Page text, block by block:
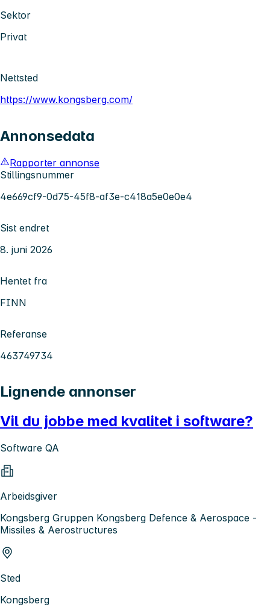
Sektor
Privat
Nettsted
https://www.kongsberg.com/
Annonsedata
Rapporter annonse
Stillingsnummer
4e669cf9-0d75-45f8-af3e-c418a5e0e0e4
Sist endret
8. juni 2026
Hentet fra
FINN
Referanse
463749734
Lignende annonser
Vil du jobbe med kvalitet i software?
Software QA
Arbeidsgiver
Kongsberg Gruppen Kongsberg Defence & Aerospace -
Missiles & Aerostructures
Sted
Kongsberg